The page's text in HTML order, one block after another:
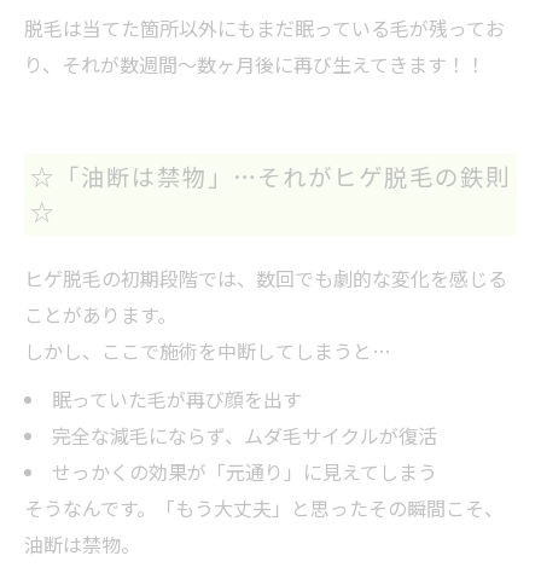
脱毛は当てた箇所以外にもまだ眠っている毛が残ってお
り、それが数週間〜数ヶ月後に再び生えてきます！！
☆「油断は禁物」…それがヒゲ脱毛の鉄則
☆
ヒゲ脱毛の初期段階では、数回でも劇的な変化を感じる
ことがあります。
しかし、ここで施術を中断してしまうと…
眠っていた毛が再び顔を出す
完全な減毛にならず、ムダ毛サイクルが復活
せっかくの効果が「元通り」に見えてしまう
そうなんです。「もう大丈夫」と思ったその瞬間こそ、
油断は禁物。